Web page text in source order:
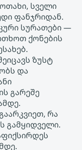
სველი
ფანჯრიდან.
სურათები —
ქონების
ზუსტ
და
გარეშე
რა
გამყიდველი.